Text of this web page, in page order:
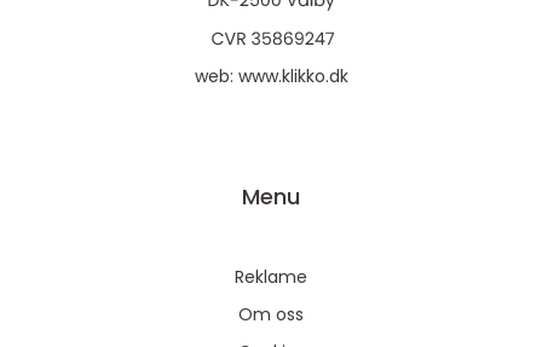
web: www.klikko.dk
Menu
Reklame
Om oss